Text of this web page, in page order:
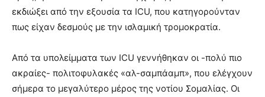
εκδιώξει από την εξουσία τα ICU, που κατηγορούνταν
πως είχαν δεσμούς με την ισλαμική τρομοκρατία.
Από τα υπολείμματα των ICU γεννήθηκαν οι -πολύ πιο
ακραίες- πολιτοφυλακές «αλ-σαμπάαμπ», που ελέγχουν
σήμερα το μεγαλύτερο μέρος της νοτίου Σομαλίας. Οι